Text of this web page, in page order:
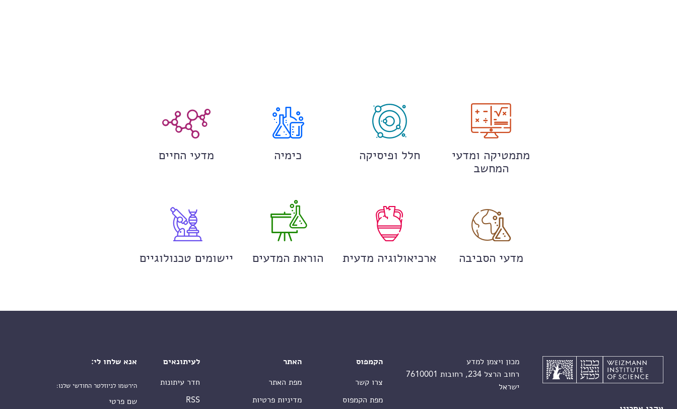
מתמטיקה ומדעי
המחשב
חלל ופיסיקה כימיה מדעי החיים
מדעי הסביבה ארכיאולוגיה מדעית הוראת המדעים יישומים טכנולוגיים
מכון ויצמן למדע
רחוב הרצל 234, רחובות 7610001
ישראל
הקמפוס
צרו קשר
מפת הקמפוס
האתר
מפת האתר
מדיניות פרטיות
לעיתונאים
חדר עיתונות
RSS
אנא שלחו לי:
הירשמו לניוזלטר החודשי שלנו: